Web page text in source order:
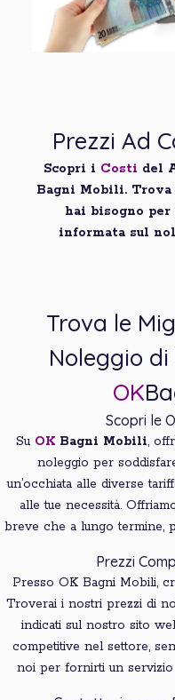
Prezzi Ad
Scopri i Costi del
Bagni Mobili.
hai bisogno per
informata sul
Trova le
Noleggio
OK
Scopri le
Su OK Bagni Mobili,
noleggio per
un’occhiata alle diverse
alle tue necessità.
breve che a lungo termine,
Prezzi
Presso OK Bagni Mobili,
Troverai i nostri prezzi di
indicati sul nostro sito
competitive nel settore,
noi per fornirti un servizio